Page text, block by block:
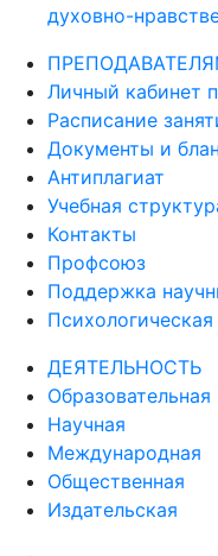
духовно-
Личный кабинет
Расписание
Документы и
Антиплагиат
Учебная
Контакты
Профсоюз
Поддержка
ДЕЯТЕЛЬНОСТЬ
Образовательная
Научная
Международная
Общественная
Издательская